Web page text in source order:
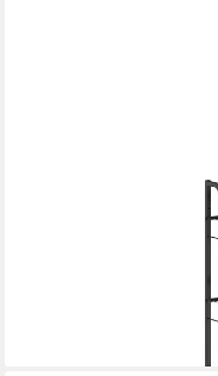
Bücherregal Klivo,
lieferbar - in 2-3 Werktagen